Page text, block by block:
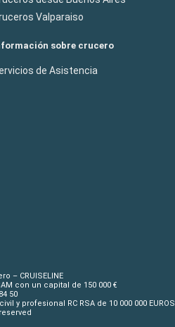
Valparaiso
sobre crucero
de Asistencia
– CRUISELINE
con un capital de 150 000 €
50
y profesional RC RSA de 10 000 000 EUROS